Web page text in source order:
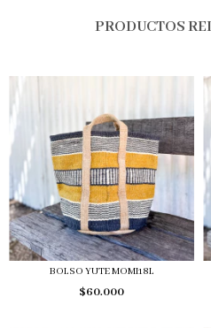
PRODUCTOS
BOLSO YUTE MOMI18L
$60.000